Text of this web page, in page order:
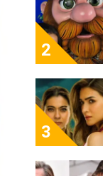
2
3